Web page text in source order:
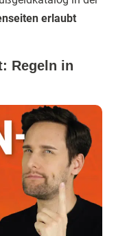
erlaubt
Regeln in